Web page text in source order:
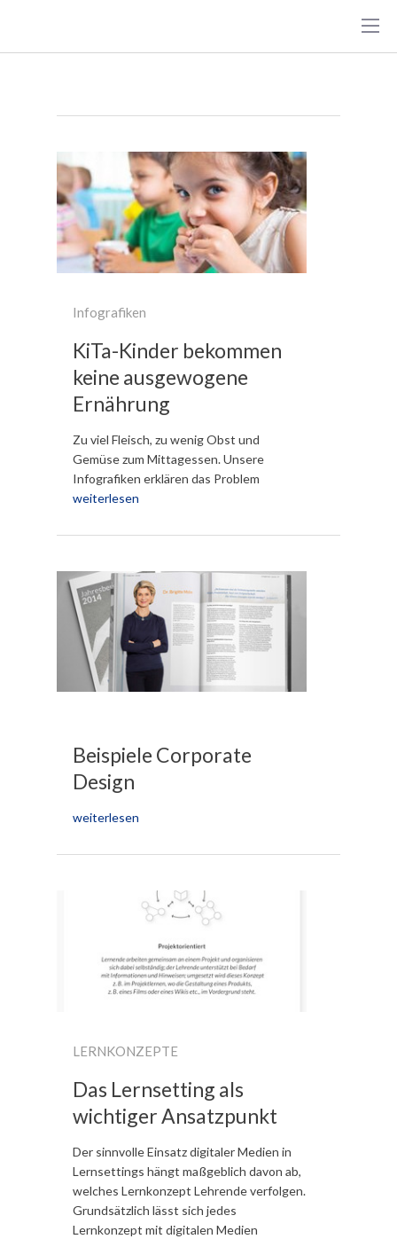
Infografiken
KiTa-Kinder bekommen
keine ausgewogene
Ernährung
Zu viel Fleisch, zu wenig Obst und
Gemüse zum Mittagessen. Unsere
Infografiken erklären das Problem
weiterlesen
Beispiele Corporate
Design
weiterlesen
LERNKONZEPTE
Das Lernsetting als
wichtiger Ansatzpunkt
Der sinnvolle Einsatz digitaler Medien in
Lernsettings hängt maßgeblich davon ab,
welches Lernkonzept Lehrende verfolgen.
Grundsätzlich lässt sich jedes
Lernkonzept mit digitalen Medien